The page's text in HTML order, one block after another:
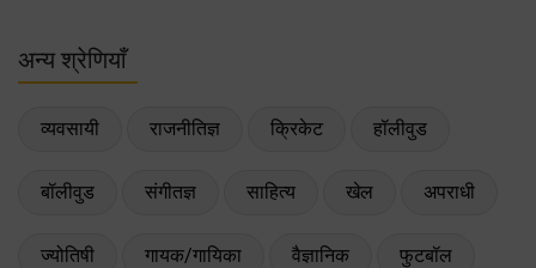
अन्य श्रेणियाँ
व्यवसायी राजनीतिज्ञ क्रिकेट हॉलीवुड
बॉलीवुड संगीतज्ञ साहित्य खेल अपराधी
ज्योतिषी गायक/गायिका वैज्ञानिक फुटबॉल